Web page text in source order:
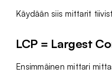
Käydään siis mittarit
LCP = Largest
Ensimmäinen mittari